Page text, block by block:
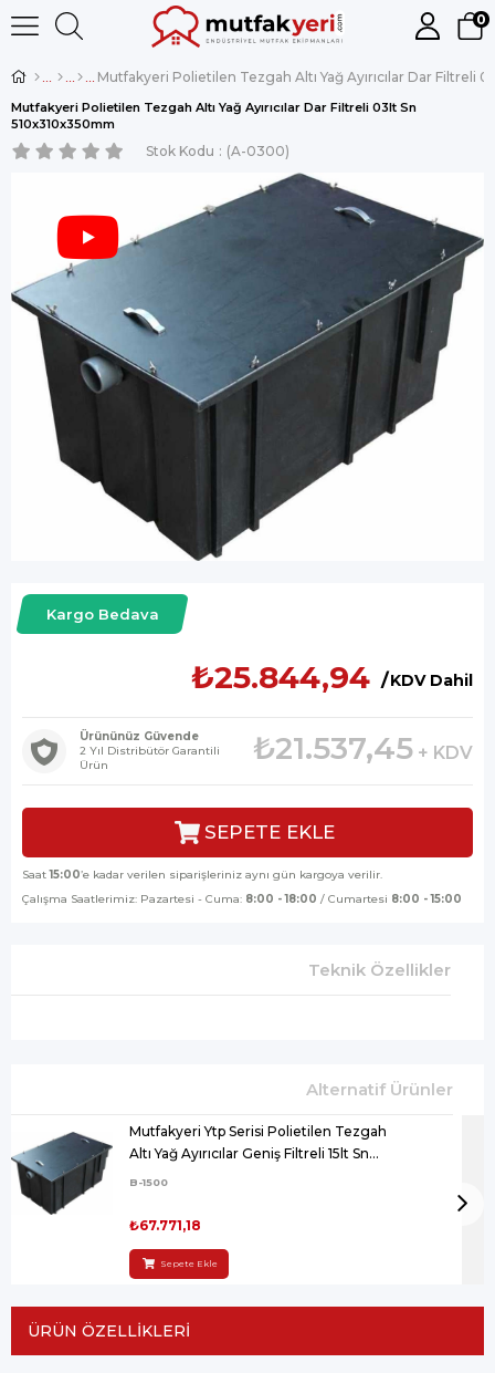
0
Mutfakyeri Polietilen Tezgah Altı Yağ Ayırıcılar Dar Filtreli 03lt Sn
510x310x350mm
Stok Kodu (A-0300)
Kargo Bedava
KDV Dahil
₺25.844,94
Ürününüz Güvende
2 Yıl Distribütör Garantili
Ürün
₺21.537,45 + KDV
Saat15:00’e kadar verilen siparişleriniz aynı gün kargoya verilir.
Çalışma Saatlerimiz: Pazartesi - Cuma: 8:00 - 18:00 / Cumartesi 8:00 - 15:00
Teknik Özellikler
Mutfakyeri Ytp Serisi Polietilen Tezgah
Altı Yağ Ayırıcılar Geniş Filtreli 15lt Sn
B-1500
₺67.771,18
Sepete Ekle
ÜRÜN ÖZELLIKLERI